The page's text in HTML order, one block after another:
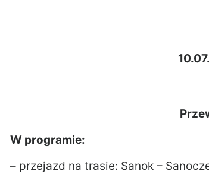
W programie:
– przejazd na trasie: Sanok –